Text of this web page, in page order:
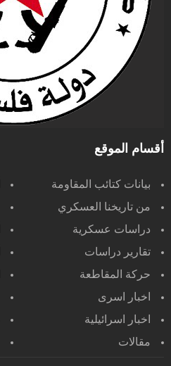
أقسام الموقع
بيانات كتائب المقاومة
من تاريخنا العسكري
دراسات عسكرية
تقارير دراسات
حركة المقاطعة
اخبار اسرى
اخبار اسرائيلية
مقالات